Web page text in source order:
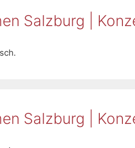
Salzburg |
Salzburg |